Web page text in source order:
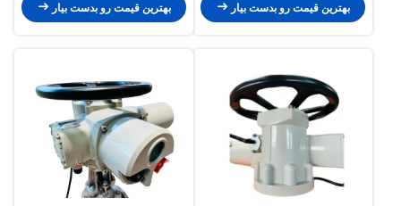
بهترین قیمت رو بدست بیار بهترین قیمت رو بدست بیار